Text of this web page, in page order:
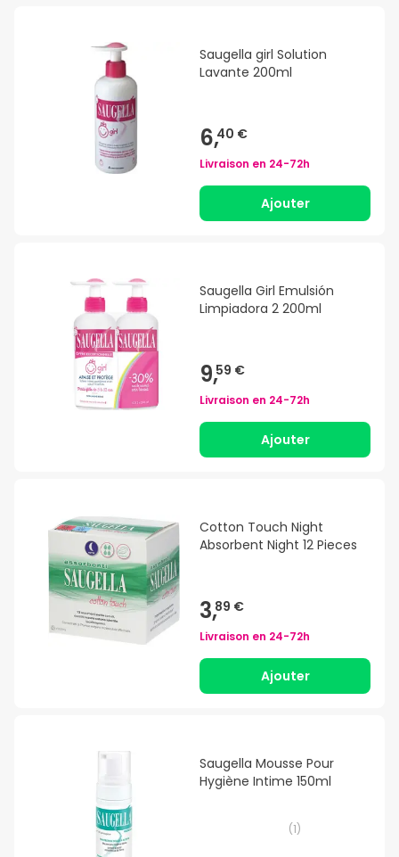
Saugella girl Solution
Lavante 200ml
6,40 €
Livraison en 24-72h
Ajouter
Saugella Girl Emulsión
Limpiadora 2 200ml
9,59 €
Livraison en 24-72h
Ajouter
Cotton Touch Night
Absorbent Night 12 Pieces
3,89 €
Livraison en 24-72h
Ajouter
Saugella Mousse Pour
Hygiène Intime 150ml
(1)